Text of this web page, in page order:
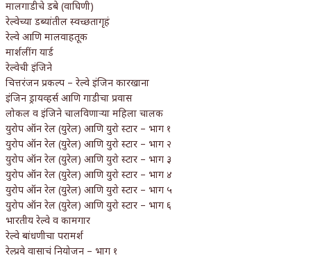
मालगाडीचे डबे (वाघिणी)
रेल्वेच्या डब्यांतील स्वच्छतागृहं
रेल्वे आणि मालवाहतूक
मार्शलींग यार्ड
रेल्वेची इंजिने
चित्तरंजन प्रकल्प – रेल्वे इंजिन कारखाना
इंजिन ड्रायव्हर्स आणि गाडीचा प्रवास
लोकल व इंजिने चालविणाऱ्या महिला चालक
युरोप ऑन रेल (युरेल) आणि युरो स्टार – भाग १
युरोप ऑन रेल (युरेल) आणि युरो स्टार – भाग २
युरोप ऑन रेल (युरेल) आणि युरो स्टार – भाग ३
युरोप ऑन रेल (युरेल) आणि युरो स्टार – भाग ४
युरोप ऑन रेल (युरेल) आणि युरो स्टार – भाग ५
युरोप ऑन रेल (युरेल) आणि युरो स्टार – भाग ६
भारतीय रेल्वे व कामगार
रेल्वे बांधणीचा परामर्श
रेल्प्रवे वासाचं नियोजन – भाग १